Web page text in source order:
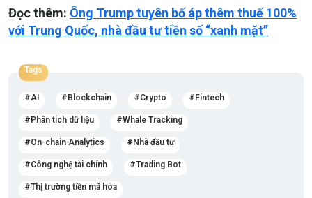
Đọc thêm: Ông Trump tuyên bố áp thêm thuế 100%
với Trung Quốc, nhà đầu tư tiền số “xanh mặt”
Tags
AI Blockchain Crypto Fintech
Phân tích dữ liệu Whale Tracking
On-chain Analytics Nhà đầu tư
Công nghệ tài chính Trading Bot
Thị trường tiền mã hóa